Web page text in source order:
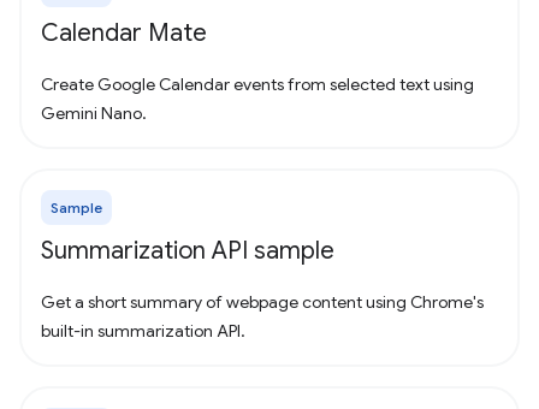
Calendar Mate
Create Google Calendar events from selected text using
Gemini Nano.
Sample
Summarization API sample
Get a short summary of webpage content using Chrome's
built-in summarization API.